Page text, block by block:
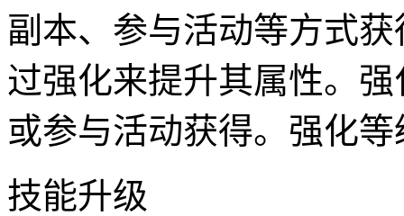
副本、参与活动等方式
过强化来提升其属性。
或参与活动获得。强化
技能升级